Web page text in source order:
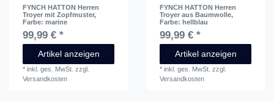
FYNCH HATTON Herren
Troyer mit Zopfmuster,
Farbe: marine
99,99 € *
Artikel anzeigen
*inkl. ges. MwSt. zzgl.
Versandkosten
FYNCH HATTON Herren
Troyer aus Baumwolle,
Farbe: hellblau
99,99 € *
Artikel anzeigen
*inkl. ges. MwSt. zzgl.
Versandkosten